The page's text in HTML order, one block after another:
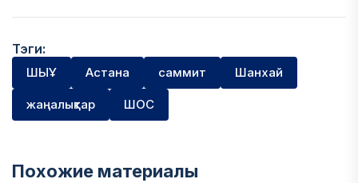
Тэги:
ШЫҰ Астана саммит Шанхай
жаңалықтар ШОС
Похожие материалы